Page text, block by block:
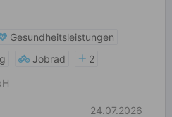
Gesundheitsleistungen
Jobrad
2
24.07.2026